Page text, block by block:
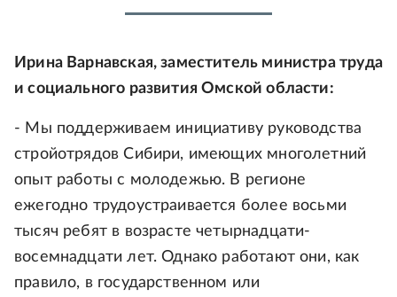
Ирина Варнавская, заместитель министра труда
и социального развития Омской области:
- Мы поддерживаем инициативу руководства
стройотрядов Сибири, имеющих многолетний
опыт работы с молодежью. В регионе
ежегодно трудоустраивается более восьми
тысяч ребят в возрасте четырнадцати-
восемнадцати лет. Однако работают они, как
правило, в государственном или